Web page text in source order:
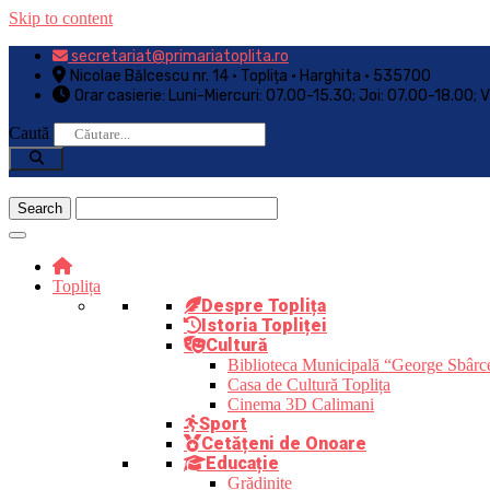
Skip to content
secretariat@primariatoplita.ro
Nicolae Bălcescu nr. 14 • Toplița • Harghita • 535700
Orar casierie: Luni-Miercuri: 07.00-15.30; Joi: 07.00-18.00;
Caută
Toplița
Despre Toplița
Istoria Topliței
Cultură
Biblioteca Municipală “George
Casa de Cultură Toplița
Cinema 3D Calimani
Sport
Cetățeni de Onoare
Educație
Grădinițe